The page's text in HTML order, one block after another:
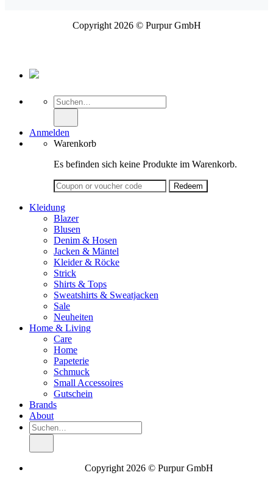
Copyright 2026 © Purpur GmbH
Suche
nach:
Anmelden
Warenkorb
Es befinden sich keine Produkte im Warenkorb.
Kleidung
Blazer
Blusen
Denim & Hosen
Jacken & Mäntel
Kleider & Röcke
Strick
Shirts & Tops
Sweatshirts & Sweatjacken
Sale
Neuheiten
Home & Living
Care
Home
Papeterie
Schmuck
Small Accessoires
Gutschein
Brands
About
Suche
nach:
Copyright 2026 © Purpur GmbH